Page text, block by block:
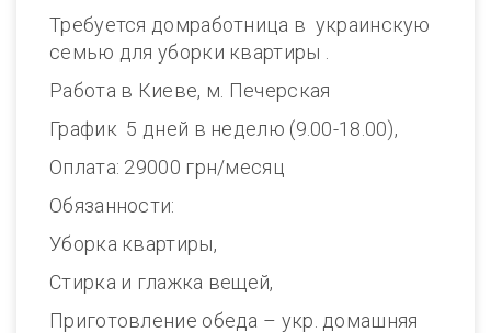
Требуется домработница в украинскую
семью для уборки квартиры .
Работа в Киеве, м. Печерская
График 5 дней в неделю (9.00-18.00),
Оплата: 29000 грн/месяц
Обязанности:
Уборка квартиры,
Стирка и глажка вещей,
Приготовление обеда – укр. домашняя